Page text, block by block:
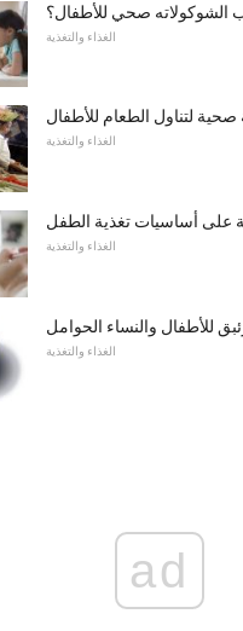
الشوكولاته صحي للأطفال؟
الغذاء والتغذية
لتناول الطعام للأطفال
الغذاء والتغذية
على أساسيات تغذية الطفل
الغذاء والتغذية
للأطفال والنساء الحوامل
الغذاء والتغذية
ad